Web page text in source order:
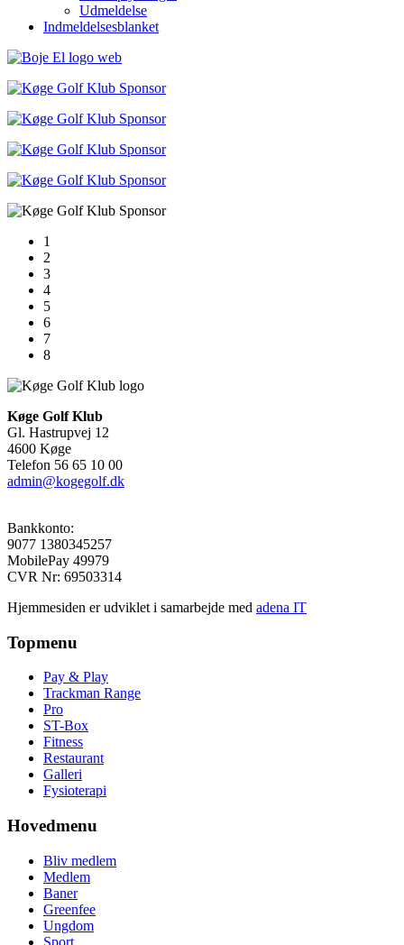
Udmeldelse
Indmeldelsesblanket
1
2
3
4
5
6
7
8
Køge Golf Klub
Gl. Hastrupvej 12
4600 Køge
Telefon 56 65 10 00
admin@kogegolf.dk
Bankkonto:
9077 1380345257
MobilePay 49979
CVR Nr: 69503314
Hjemmesiden er udviklet i samarbejde med adena IT
Topmenu
Pay & Play
Trackman Range
Pro
ST-Box
Fitness
Restaurant
Galleri
Fysioterapi
Hovedmenu
Bliv medlem
Medlem
Baner
Greenfee
Ungdom
Sport